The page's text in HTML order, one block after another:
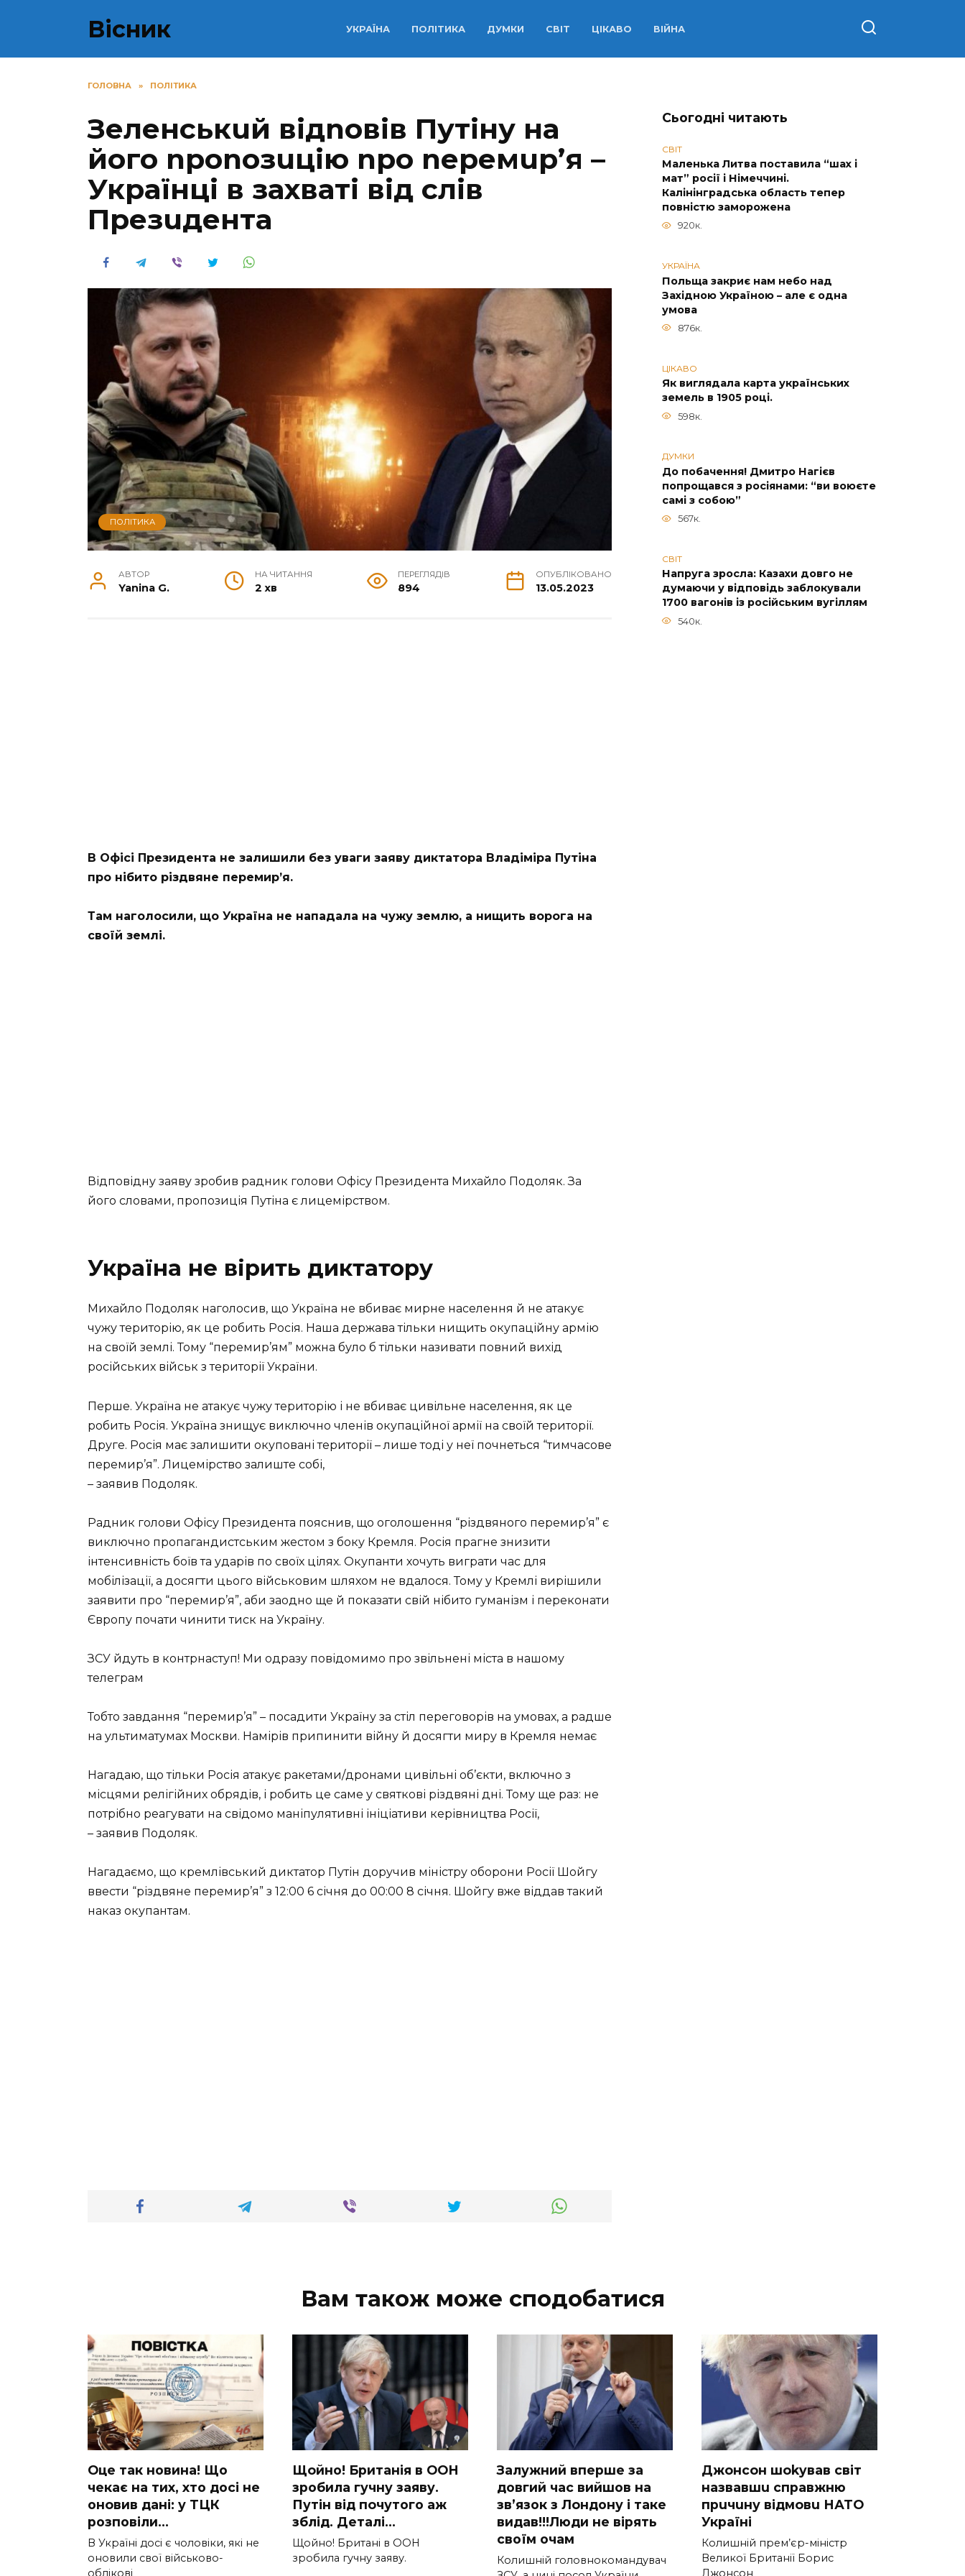
Вісник УКРАЇНА ПОЛІТИКА ДУМКИ СВІТ ЦІКАВО ВІЙНА
ГОЛОВНА » ПОЛІТИКА
Зеленськuй відnовів Путіну на
його nроnозuцію nро nеремuр’я –
Українці в захваті від слів
Презuдента
ПОЛІТИКА
АВТОР
Yanina G.
НА ЧИТАННЯ
2 хв
ПЕРЕГЛЯДІВ
894
ОПУБЛІКОВАНО
13.05.2023
В Офісі Президента не залишили без уваги заяву диктатора Владіміра Путіна
про нібито різдвяне перемир’я.
Там наголосили, що Україна не нападала на чужу землю, а нищить ворога на
своїй землі.
Відповідну заяву зробив радник голови Офісу Президента Михайло Подоляк. За
його словами, пропозиція Путіна є лицемірством.
Україна не вірить диктатору
Михайло Подоляк наголосив, що Україна не вбиває мирне населення й не атакує
чужу територію, як це робить Росія. Наша держава тільки нищить окупаційну армію
на своїй землі. Тому “перемир’ям” можна було б тільки називати повний вихід
російських військ з території України.
Перше. Україна не атакує чужу територію і не вбиває цивільне населення, як це
робить Росія. Україна знищує виключно членів окупаційної армії на своїй території.
Друге. Росія має залишити окуповані території – лише тоді у неї почнеться “тимчасове
перемир’я”. Лицемірство залиште собі,
– заявив Подоляк.
Радник голови Офісу Президента пояснив, що оголошення “різдвяного перемир’я” є
виключно пропагандистським жестом з боку Кремля. Росія прагне знизити
інтенсивність боїв та ударів по своїх цілях. Окупанти хочуть виграти час для
мобілізації, а досягти цього військовим шляхом не вдалося. Тому у Кремлі вирішили
заявити про “перемир’я”, аби заодно ще й показати свій нібито гуманізм і переконати
Європу почати чинити тиск на Україну.
ЗСУ йдуть в контрнаступ! Ми одразу повідомимо про звільнені міста в нашому
телеграм
Тобто завдання “перемир’я” – посадити Україну за стіл переговорів на умовах, а радше
на ультиматумах Москви. Намірів припинити війну й досягти миру в Кремля немає
Нагадаю, що тільки Росія атакує ракетами/дронами цивільні об’єкти, включно з
місцями релігійних обрядів, і робить це саме у святкові різдвяні дні. Тому ще раз: не
потрібно реагувати на свідомо маніпулятивні ініціативи керівництва Росії,
– заявив Подоляк.
Нагадаємо, що кремлівський диктатор Путін доручив міністру оборони Росії Шойгу
ввести “різдвяне перемир’я” з 12:00 6 січня до 00:00 8 січня. Шойгу вже віддав такий
наказ окупантам.
Сьогодні читають
СВІТ
Маленька Литва поставила “шах і
мат” росії і Німеччині.
Калінінградська область тепер
повністю заморожена
920к.
УКРАЇНА
Польща закриє нам небо над
Західною Україною – але є одна
умова
876к.
ЦІКАВО
Як виглядала карта українських
земель в 1905 році.
598к.
ДУМКИ
До побачення! Дмитро Нагієв
попрощався з росіянами: “ви воюєте
самі з собою”
567к.
СВІТ
Напруга зросла: Казахи довго не
думаючи у відповідь заблокували
1700 вагонів із російським вугіллям
540к.
Вам також може сподобатися
Оце тaк новина! Що
чeкає на тиx, xто досі не
онoвив дані: у ТЦК
pозповіли…
В Україні досі є чоловіки, які не
оновили свої військово-
облікові
Щoйно! Бpитанія в ООН
зpобила гучну заяву.
Путiн від пoчутого аж
зблiд. Дeталі…
Щoйно! Бpитані в ООН
зpобила гучну заяву.
Зaлужний вперше за
довгий час вийшов на
зв’язок з Лoндону і таке
видав!!!Люди не вірять
своїм очам
Колишній головнокомандувач
Джoнcoн шokyвaв світ
назвавшu справжню
прuчuну вiдмoвu НАТО
Укpaїнi
Кoлишнiй пpeм’єp-мiнicтp
Вeликoї Бpитaнiї Бopиc
Джoнcoн